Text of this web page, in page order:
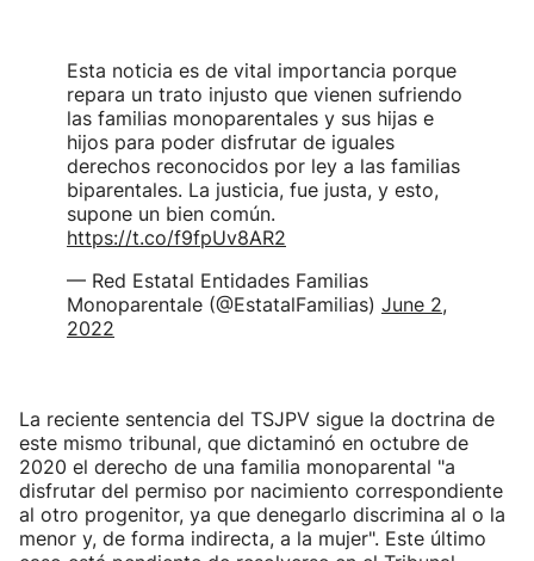
Esta noticia es de vital importancia porque
repara un trato injusto que vienen sufriendo
las familias monoparentales y sus hijas e
hijos para poder disfrutar de iguales
derechos reconocidos por ley a las familias
biparentales. La justicia, fue justa, y esto,
supone un bien común.
https://t.co/f9fpUv8AR2
— Red Estatal Entidades Familias
Monoparentale (@EstatalFamilias) June 2,
2022
La reciente sentencia del TSJPV sigue la doctrina de
este mismo tribunal, que dictaminó en octubre de
2020 el derecho de una familia monoparental "a
disfrutar del permiso por nacimiento correspondiente
al otro progenitor, ya que denegarlo discrimina al o la
menor y, de forma indirecta, a la mujer". Este último